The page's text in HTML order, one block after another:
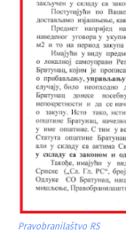
Pravobranilaštvo RS